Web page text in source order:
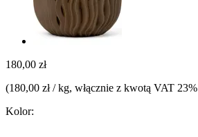
180,00 zł
(180,00 zł / kg, włącznie z kwotą VAT 23%
Kolor: